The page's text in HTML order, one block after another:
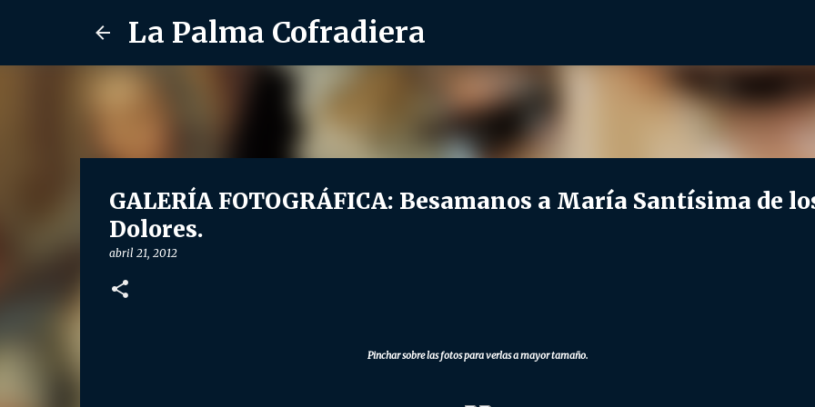
La Palma Cofradiera
GALERÍA FOTOGRÁFICA: Besamanos a María Santísima de
Dolores.
abril 21, 2012
Pinchar sobre las fotos para verlas a mayor tamaño.